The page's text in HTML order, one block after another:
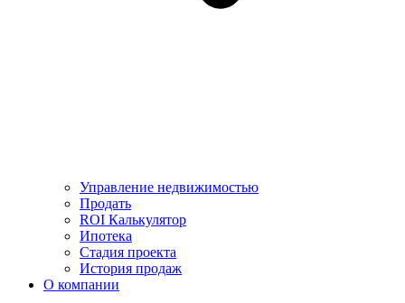
Управление недвижимостью
Продать
ROI Калькулятор
Ипотека
Стадия проекта
История продаж
О компании